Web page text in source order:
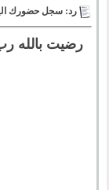
رد: سجل حضورك
رضيت بالله